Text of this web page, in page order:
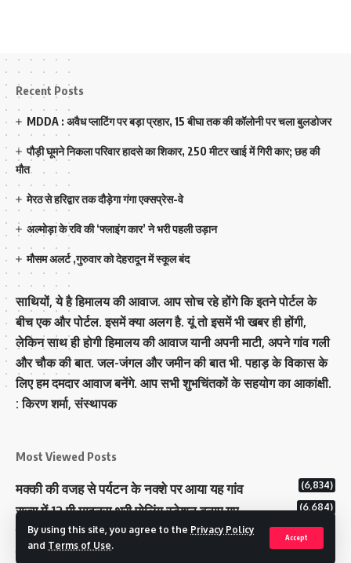
By using this site, you agree to the Privacy Policy
and Terms of Use.
Accept
Recent Posts
MDDA : अवैध प्लाटिंग पर बड़ा प्रहार, 15 बीघा तक की कॉलोनी पर चला बुलडोजर
पौड़ी घूमने निकला परिवार हादसे का शिकार, 250 मीटर खाई में गिरी कार; छह की
मौत
मेरठ से हरिद्वार तक दौड़ेगा गंगा एक्सप्रेस-वे
अल्मोड़ा के रवि की ‘फ्लाइंग कार’ ने भरी पहली उड़ान
मौसम अलर्ट ,गुरुवार को देहरादून में स्कूल बंद
साथियों, ये है हिमालय की आवाज. आप सोच रहे होंगे कि इतने पोर्टल के
बीच एक और पोर्टल. इसमें क्या अलग है. यूं तो इसमें भी खबर ही होंगी,
लेकिन साथ ही होगी हिमालय की आवाज यानी अपनी माटी, अपने गांव गली
और चौक की बात. जल-जंगल और जमीन की बात भी. पहाड़ के विकास के
लिए हम दमदार आवाज बनेंगे. आप सभी शुभचिंतकों के सहयोग का आकांक्षी.
: किरण शर्मा, संस्‍थापक
Most Viewed Posts
मक्‍की की वजह से पर्यटन के नक्‍शे पर आया यह गांव (6,834)
राज्य में 12 पी माइनस थ्री पोलिंग स्टेशन बनाए गए (6,684)
टिहरी राजपरिवार के पास 200 करोड से अधिक की संपत्ति (5,172)
कम मतदान प्रतिशत वाले बूथों पर जनजागरूकता में जुटा चुनाव आयोग